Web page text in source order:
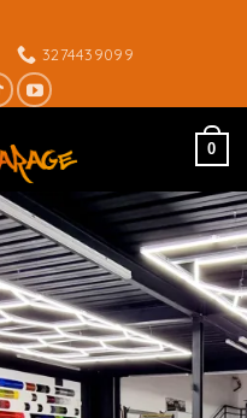
3274439099
0